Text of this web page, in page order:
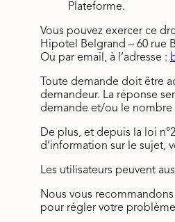
Plateforme.
Vous pouvez exercer ce
Hipotel Belgrand – 60 rue
Ou par email, à l’adresse :
Toute demande doit être
demandeur. La réponse
demande et/ou le nombre
De plus, et depuis la loi
d’information sur le sujet,
Les utilisateurs peuvent
Nous vous
pour régler votre